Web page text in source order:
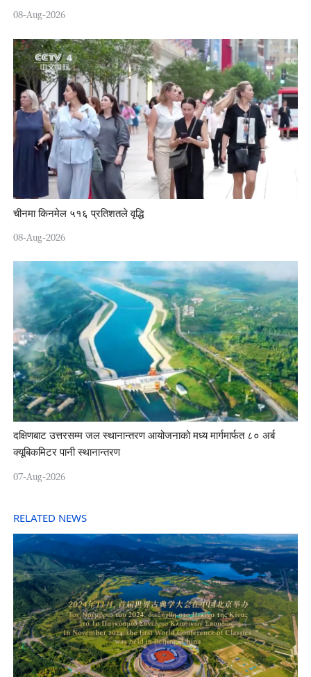
08-Aug-2026
चीनमा किनमेल ५१६ प्रतिशतले वृद्धि
08-Aug-2026
दक्षिणबाट उत्तरसम्म जल स्थानान्तरण आयोजनाको मध्य मार्गमार्फत ८० अर्ब
क्यूबिकमिटर पानी स्थानान्तरण
07-Aug-2026
RELATED NEWS